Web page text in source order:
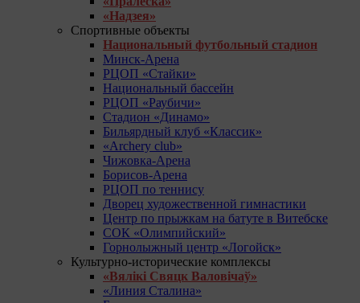
«Надзея»
Спортивные объекты
Национальный футбольный стадион
Минск-Арена
РЦОП «Стайки»
Национальный бассейн
РЦОП «Раубичи»
Стадион «Динамо»
Бильярдный клуб «Классик»
«Archery club»
Чижовка-Арена
Борисов-Арена
РЦОП по теннису
Дворец художественной гимнастики
Центр по прыжкам на батуте в Витебске
СОК «Олимпийский»
Горнолыжный центр «Логойск»
Культурно-исторические комплексы
«Вялікі Свяцк Валовічаў»
«Линия Сталина»